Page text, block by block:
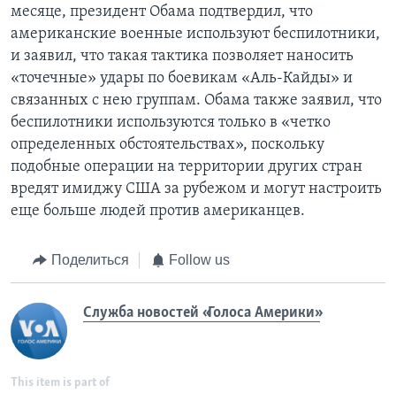
месяце, президент Обама подтвердил, что
американские военные используют беспилотники,
и заявил, что такая тактика позволяет наносить
«точечные» удары по боевикам «Аль-Кайды» и
связанных с нею группам. Обама также заявил, что
беспилотники используются только в «четко
определенных обстоятельствах», поскольку
подобные операции на территории других стран
вредят имиджу США за рубежом и могут настроить
еще больше людей против американцев.
Поделиться Follow us
Служба новостей «Голоса Америки»
This item is part of